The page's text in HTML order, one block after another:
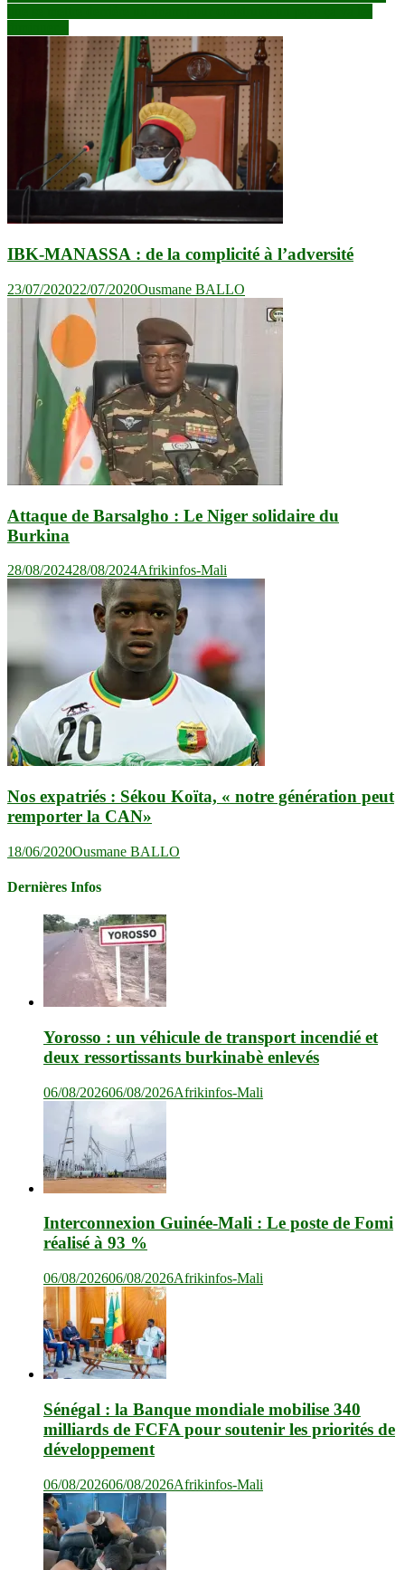
IBK-MANASSA : de la complicité à l’adversité
23/07/202022/07/2020Ousmane BALLO
Attaque de Barsalgho : Le Niger solidaire du
Burkina
28/08/202428/08/2024Afrikinfos-Mali
Nos expatriés : Sékou Koïta, « notre génération peut
remporter la CAN»
18/06/2020Ousmane BALLO
Dernières Infos
Yorosso : un véhicule de transport incendié et
deux ressortissants burkinabè enlevés
06/08/202606/08/2026Afrikinfos-Mali
Interconnexion Guinée-Mali : Le poste de Fomi
réalisé à 93 %
06/08/202606/08/2026Afrikinfos-Mali
Sénégal : la Banque mondiale mobilise 340
milliards de FCFA pour soutenir les priorités de
développement
06/08/202606/08/2026Afrikinfos-Mali